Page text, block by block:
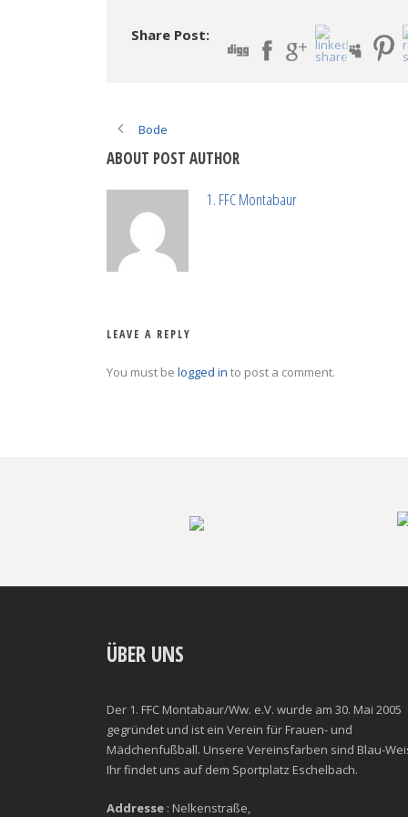
Share Post:
Bode
ABOUT POST AUTHOR
1. FFC Montabaur
LEAVE A REPLY
You must be logged in to post a comment.
ÜBER UNS
Der 1. FFC Montabaur/Ww. e.V. wurde am 30. Mai 2005
gegründet und ist ein Verein für Frauen- und
Mädchenfußball. Unsere Vereinsfarben sind Blau-
Ihr findet uns auf dem Sportplatz Eschelbach.
Addresse : Nelkenstraße,